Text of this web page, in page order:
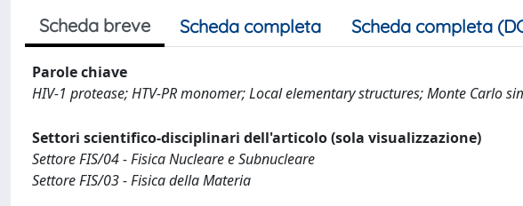
Scheda breve Scheda completa Scheda completa
Parole chiave
HIV-1 protease; HTV-PR monomer; Local elementary structures; Monte Carlo
Settori scientifico-disciplinari dell'articolo (sola visualizzazione)
Settore FIS/04 - Fisica Nucleare e Subnucleare
Settore FIS/03 - Fisica della Materia